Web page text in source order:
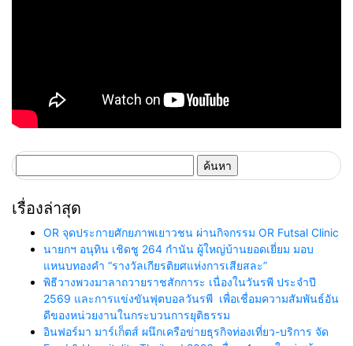
สำหรับ:
เรื่องล่าสุด
OR จุดประกายศักยภาพเยาวชน ผ่านกิจกรรม OR Futsal Clinic
นายกฯ อนุทิน เชิดชู 264 กำนัน ผู้ใหญ่บ้านยอดเยี่ยม มอบ
แหนบทองคำ “รางวัลเกียรติยศแห่งการเสียสละ”
พิธีวางพวงมาลาถวายราชสักการะ เนื่องในวันรพี ประจำปี
2569 และการแข่งขันฟุตบอลวันรพี เพื่อเชื่อมความสัมพันธ์อัน
ดีของหน่วยงานในกระบวนการยุติธรรม
อินฟอร์มา มาร์เก็ตส์ ผนึกเครือข่ายธุรกิจท่องเที่ยว-บริการ จัด